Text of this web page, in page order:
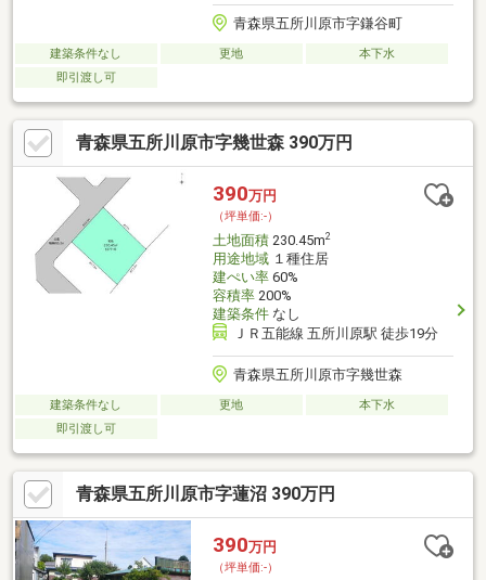
青森県五所川原市字鎌谷町
建築条件なし 更地
本下水
即引渡し可
青森県五所川原市字幾世森 390万円
390万円
（坪単価:-）
土地面積230.45m2
用途地域１種住居
建ぺい率60%
容積率200%
建築条件なし
ＪＲ五能線 五所川原駅 徒歩19分
青森県五所川原市字幾世森
建築条件なし 更地
本下水
即引渡し可
青森県五所川原市字蓮沼 390万円
390万円
（坪単価:-）